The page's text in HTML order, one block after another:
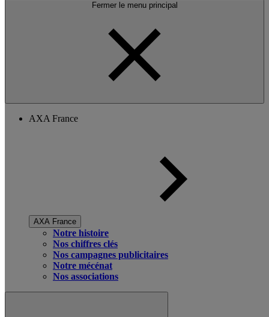
Fermer le menu principal
AXA France
AXA France
Notre histoire
Nos chiffres clés
Nos campagnes publicitaires
Notre mécénat
Nos associations